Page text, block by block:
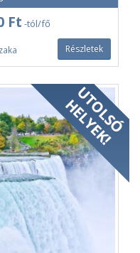
és leadással
négy éjszakára,
kétágyas szobában
középkategóriás
kettő éjszakára,
kétágyas szobában
középkategóriás
egy éjszakára,
szobában
(eTA) díja (7 CAD/fő)
Ft -tól/fő
Részletek